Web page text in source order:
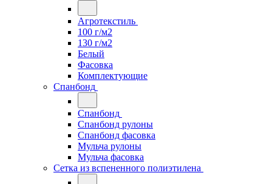
Агротекстиль
100 г/м2
130 г/м2
Белый
Фасовка
Комплектующие
Спанбонд
Спанбонд
Спанбонд рулоны
Спанбонд фасовка
Мульча рулоны
Мульча фасовка
Сетка из вспененного полиэтилена